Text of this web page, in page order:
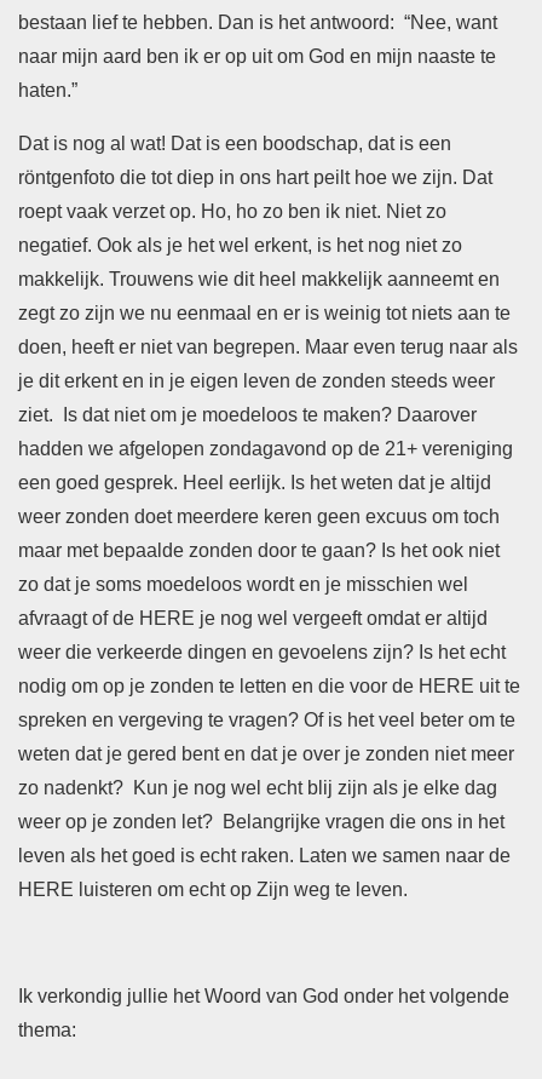
bestaan lief te hebben. Dan is het antwoord: “Nee, want
naar mijn aard ben ik er op uit om God en mijn naaste te
haten.”
Dat is nog al wat! Dat is een boodschap, dat is een
röntgenfoto die tot diep in ons hart peilt hoe we zijn. Dat
roept vaak verzet op. Ho, ho zo ben ik niet. Niet zo
negatief. Ook als je het wel erkent, is het nog niet zo
makkelijk. Trouwens wie dit heel makkelijk aanneemt en
zegt zo zijn we nu eenmaal en er is weinig tot niets aan te
doen, heeft er niet van begrepen. Maar even terug naar als
je dit erkent en in je eigen leven de zonden steeds weer
ziet. Is dat niet om je moedeloos te maken? Daarover
hadden we afgelopen zondagavond op de 21+ vereniging
een goed gesprek. Heel eerlijk. Is het weten dat je altijd
weer zonden doet meerdere keren geen excuus om toch
maar met bepaalde zonden door te gaan? Is het ook niet
zo dat je soms moedeloos wordt en je misschien wel
afvraagt of de HERE je nog wel vergeeft omdat er altijd
weer die verkeerde dingen en gevoelens zijn? Is het echt
nodig om op je zonden te letten en die voor de HERE uit te
spreken en vergeving te vragen? Of is het veel beter om te
weten dat je gered bent en dat je over je zonden niet meer
zo nadenkt? Kun je nog wel echt blij zijn als je elke dag
weer op je zonden let? Belangrijke vragen die ons in het
leven als het goed is echt raken. Laten we samen naar de
HERE luisteren om echt op Zijn weg te leven.
Ik verkondig jullie het Woord van God onder het volgende
thema: